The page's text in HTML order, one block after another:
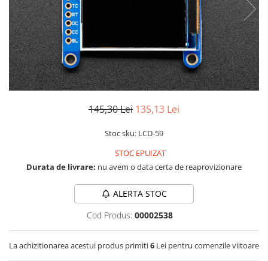
RS-232
RS-485
RTC
Telecomenzi
Motor 25D
Motor 37D
Motoreductor plastic
Stepper
Sub-Micro
Tamiya
Servomotoare
Suruburi, Piulite, Conectare
Micro:bit
Nvidia
Olinuxino
Photon
PIC
Platforme de dezvoltare
Thing
PIR
Radar
Sonar
Sunet
Tensiune
145,30 Lei 135,13 Lei
Stoc sku: LCD-59
STOC EPUIZAT
Durata de livrare: nu avem o data certa de reaprovizionare
ALERTA STOC
Cod Produs: 00002538
La achizitionarea acestui produs primiti6 Lei pentru comenzile viitoare